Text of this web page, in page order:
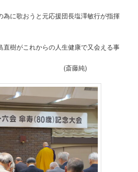
為に歌おうと元応援団長塩澤敏行が指揮
直樹がこれからの人生健康で又会える事
純)